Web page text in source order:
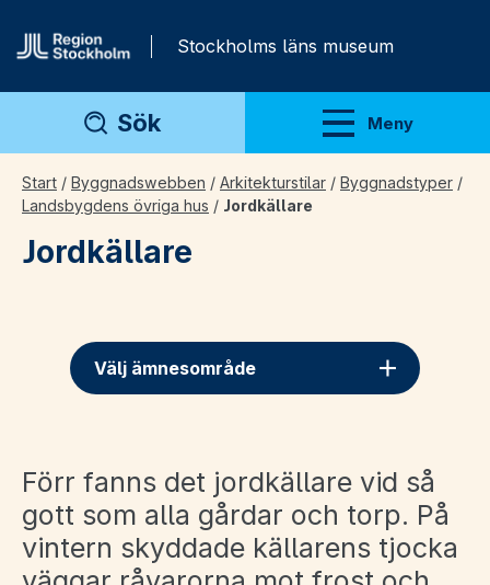
Stockholms läns museum
Sök Meny
Visa meny
Start / Byggnadswebben / Arkitekturstilar / Byggnadstyper /
Landsbygdens övriga hus / Jordkällare
Jordkällare
Välj ämnesområde
Förr fanns det jordkällare vid så
gott som alla gårdar och torp. På
vintern skyddade källarens tjocka